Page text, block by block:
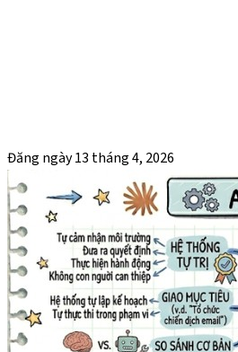
Đăng ngày13 tháng 4, 2026